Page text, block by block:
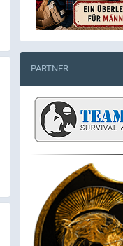
PARTNER